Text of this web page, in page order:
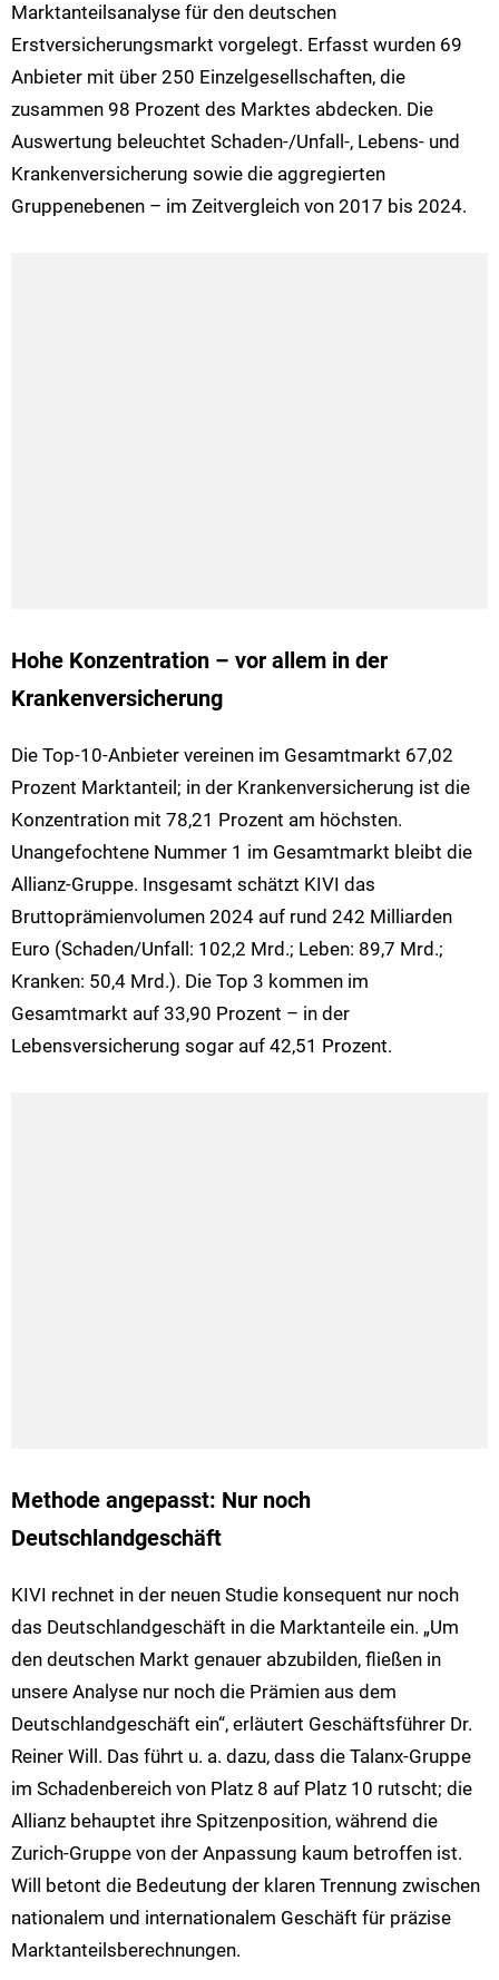
Marktanteilsanalyse für den deutschen
Erstversicherungsmarkt vorgelegt. Erfasst wurden 69
Anbieter mit über 250 Einzelgesellschaften, die
zusammen 98 Prozent des Marktes abdecken. Die
Auswertung beleuchtet Schaden-/Unfall-, Lebens- und
Krankenversicherung sowie die aggregierten
Gruppenebenen – im Zeitvergleich von 2017 bis 2024.
Hohe Konzentration – vor allem in der
Krankenversicherung
Die Top-10-Anbieter vereinen im Gesamtmarkt 67,02
Prozent Marktanteil; in der Krankenversicherung ist die
Konzentration mit 78,21 Prozent am höchsten.
Unangefochtene Nummer 1 im Gesamtmarkt bleibt die
Allianz-Gruppe. Insgesamt schätzt KIVI das
Bruttoprämienvolumen 2024 auf rund 242 Milliarden
Euro (Schaden/Unfall: 102,2 Mrd.; Leben: 89,7 Mrd.;
Kranken: 50,4 Mrd.). Die Top 3 kommen im
Gesamtmarkt auf 33,90 Prozent – in der
Lebensversicherung sogar auf 42,51 Prozent.
Methode angepasst: Nur noch
Deutschlandgeschäft
KIVI rechnet in der neuen Studie konsequent nur noch
das Deutschlandgeschäft in die Marktanteile ein. „Um
den deutschen Markt genauer abzubilden, fließen in
unsere Analyse nur noch die Prämien aus dem
Deutschlandgeschäft ein“, erläutert Geschäftsführer Dr.
Reiner Will. Das führt u. a. dazu, dass die Talanx-Gruppe
im Schadenbereich von Platz 8 auf Platz 10 rutscht; die
Allianz behauptet ihre Spitzenposition, während die
Zurich-Gruppe von der Anpassung kaum betroffen ist.
Will betont die Bedeutung der klaren Trennung zwischen
nationalem und internationalem Geschäft für präzise
Marktanteilsberechnungen.